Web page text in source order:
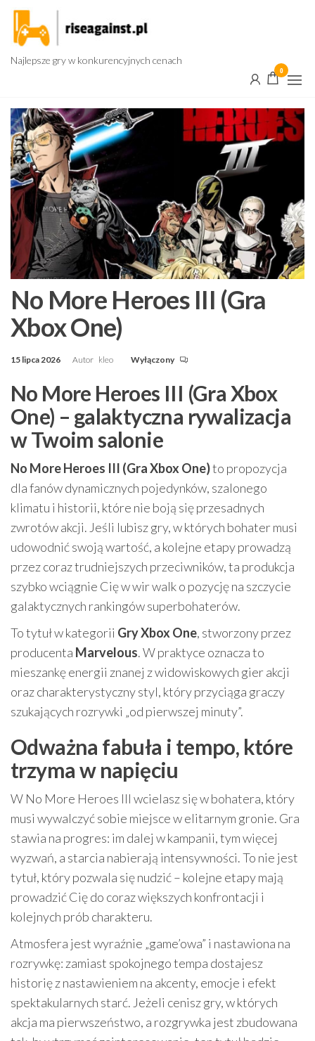
Przejdź
treści
Najlepsze gry w konkurencyjnych cenach
0
No More Heroes III (Gra
Xbox One)
15 lipca 2026 Autor kleo Wyłączony
No More Heroes III (Gra Xbox
One) – galaktyczna rywalizacja
w Twoim salonie
No More Heroes III (Gra Xbox One)to propozycja
dla fanów dynamicznych pojedynków, szalonego
klimatu i historii, które nie boją się przesadnych
zwrotów akcji. Jeśli lubisz gry, w których bohater musi
udowodnić swoją wartość, a kolejne etapy prowadzą
przez coraz trudniejszych przeciwników, ta produkcja
szybko wciągnie Cię w wir walk o pozycję na szczycie
galaktycznych rankingów superbohaterów.
To tytuł w kategorii Gry Xbox One, stworzony przez
producenta Marvelous. W praktyce oznacza to
mieszankę energii znanej z widowiskowych gier akcji
oraz charakterystyczny styl, który przyciąga graczy
szukających rozrywki „od pierwszej minuty”.
Odważna fabuła i tempo, które
trzyma w napięciu
W No More Heroes III wcielasz się w bohatera, który
musi wywalczyć sobie miejsce w elitarnym gronie. Gra
stawia na progres: im dalej w kampanii, tym więcej
wyzwań, a starcia nabierają intensywności. To nie jest
tytuł, który pozwala się nudzić – kolejne etapy mają
prowadzić Cię do coraz większych konfrontacji i
kolejnych prób charakteru.
Atmosfera jest wyraźnie „game’owa” i nastawiona na
rozrywkę: zamiast spokojnego tempa dostajesz
historię z nastawieniem na akcenty, emocje i efekt
spektakularnych starć. Jeżeli cenisz gry, w których
akcja ma pierwszeństwo, a rozgrywka jest zbudowana